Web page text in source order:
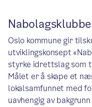
Oslo kommune gir
utviklingskonsept
styrke idrettslag som
Målet er å skape et
lokalsamfunnet med
uavhengig av